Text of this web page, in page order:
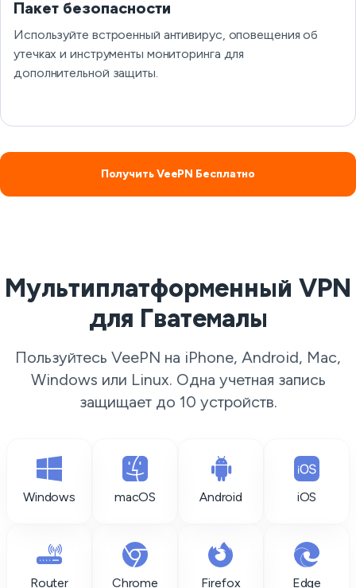
Пакет безопасности
Используйте встроенный антивирус, оповещения об
утечках и инструменты мониторинга для
дополнительной защиты.
Получить VeePN Бесплатно
Мультиплатформенный VPN
для Гватемалы
Пользуйтесь VeePN на iPhone, Android, Mac,
Windows или Linux. Одна учетная запись
защищает до 10 устройств.
Windows macOS Android iOS
Router Chrome Firefox Edge